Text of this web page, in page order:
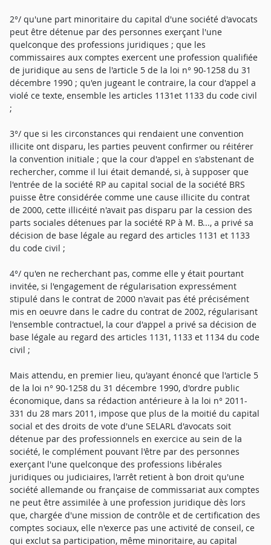
2°/ qu'une part minoritaire du capital d'une société d'avocats
peut être détenue par des personnes exerçant l'une
quelconque des professions juridiques ; que les
commissaires aux comptes exercent une profession qualifiée
de juridique au sens de l'article 5 de la loi n° 90-1258 du 31
décembre 1990 ; qu'en jugeant le contraire, la cour d'appel a
violé ce texte, ensemble les articles 1131et 1133 du code civil
;
3°/ que si les circonstances qui rendaient une convention
illicite ont disparu, les parties peuvent confirmer ou réitérer
la convention initiale ; que la cour d'appel en s'abstenant de
rechercher, comme il lui était demandé, si, à supposer que
l'entrée de la société RP au capital social de la société BRS
puisse être considérée comme une cause illicite du contrat
de 2000, cette illicéité n'avait pas disparu par la cession des
parts sociales détenues par la société RP à M. B..., a privé sa
décision de base légale au regard des articles 1131 et 1133
du code civil ;
4°/ qu'en ne recherchant pas, comme elle y était pourtant
invitée, si l'engagement de régularisation expressément
stipulé dans le contrat de 2000 n'avait pas été précisément
mis en oeuvre dans le cadre du contrat de 2002, régularisant
l'ensemble contractuel, la cour d'appel a privé sa décision de
base légale au regard des articles 1131, 1133 et 1134 du code
civil ;
Mais attendu, en premier lieu, qu'ayant énoncé que l'article 5
de la loi n° 90-1258 du 31 décembre 1990, d'ordre public
économique, dans sa rédaction antérieure à la loi n° 2011-
331 du 28 mars 2011, impose que plus de la moitié du capital
social et des droits de vote d'une SELARL d'avocats soit
détenue par des professionnels en exercice au sein de la
société, le complément pouvant l'être par des personnes
exerçant l'une quelconque des professions libérales
juridiques ou judiciaires, l'arrêt retient à bon droit qu'une
société allemande ou française de commissariat aux comptes
ne peut être assimilée à une profession juridique dès lors
que, chargée d'une mission de contrôle et de certification des
comptes sociaux, elle n'exerce pas une activité de conseil, ce
qui exclut sa participation, même minoritaire, au capital